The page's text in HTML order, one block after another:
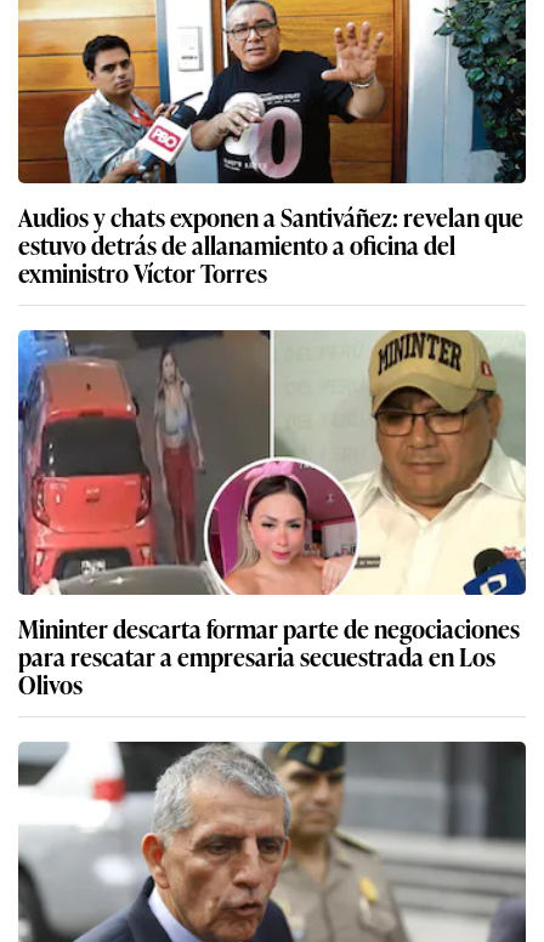
Audios y chats exponen a Santiváñez: revelan que
estuvo detrás de allanamiento a oficina del
exministro Víctor Torres
Mininter descarta formar parte de negociaciones
para rescatar a empresaria secuestrada en Los
Olivos